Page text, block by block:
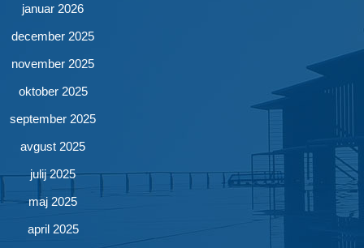
januar 2026
december 2025
november 2025
oktober 2025
september 2025
avgust 2025
julij 2025
maj 2025
april 2025